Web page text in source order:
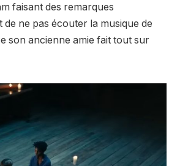
faisant des remarques
ne pas écouter la musique de
son ancienne amie fait tout sur